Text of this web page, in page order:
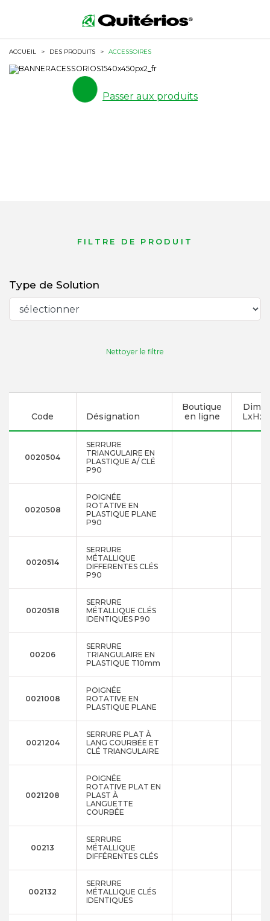
ACCUEIL > DES PRODUITS > ACCESSOIRES
Passer aux produits
FILTRE DE PRODUIT
Type de Solution
Nettoyer le filtre
Code Désignation
Boutique
en ligne
0020504
SERRURE
TRIANGULAIRE EN
PLASTIQUE A/ CLÉ
P90
0020508
POIGNÉE
ROTATIVE EN
PLASTIQUE PLANE
P90
0020514
SERRURE
MÉTALLIQUE
DIFFERENTES CLÉS
P90
0020518
SERRURE
MÉTALLIQUE CLÉS
IDENTIQUES P90
00206
SERRURE
TRIANGULAIRE EN
PLASTIQUE T10mm
0021008
POIGNÉE
ROTATIVE EN
PLASTIQUE PLANE
0021204
SERRURE PLAT À
LANG COURBÉE ET
CLÉ TRIANGULAIRE
0021208
POIGNÉE
ROTATIVE PLAT EN
PLAST À
LANGUETTE
COURBÉE
00213
SERRURE
MÉTALLIQUE
DIFFÉRENTES CLÉS
002132
SERRURE
MÉTALLIQUE CLÉS
IDENTIQUES